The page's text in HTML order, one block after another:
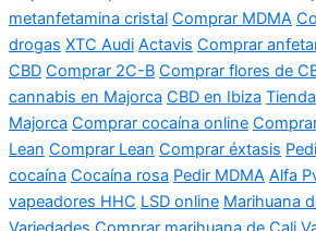
metanfetamina cristal Comprar MDMA
drogas XTC Audi Actavis Comprar
CBD Comprar 2C-B Comprar flores de
cannabis en Majorca CBD en Ibiza
Majorca Comprar cocaína online
Lean Comprar Lean Comprar éxtasis
cocaína Cocaína rosa Pedir MDMA Alfa
vapeadores HHC LSD online Marihuana